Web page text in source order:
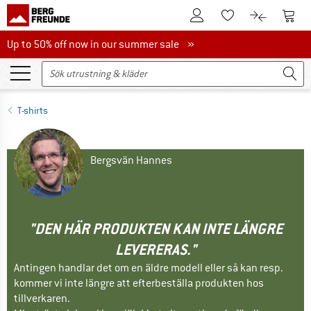
Till kundkontotTill minneslistan.
Till Till
Up to 50% off now in our summer sale
Up to 50% off now in our summer sale »
T-shirts
Bergsvän Hannes
"DEN HÄR PRODUKTEN KAN INTE LÄNGRE
LEVERERAS."
Antingen handlar det om en äldre modell eller så kan resp.
kommer vi inte längre att efterbeställa produkten hos
tillverkaren.